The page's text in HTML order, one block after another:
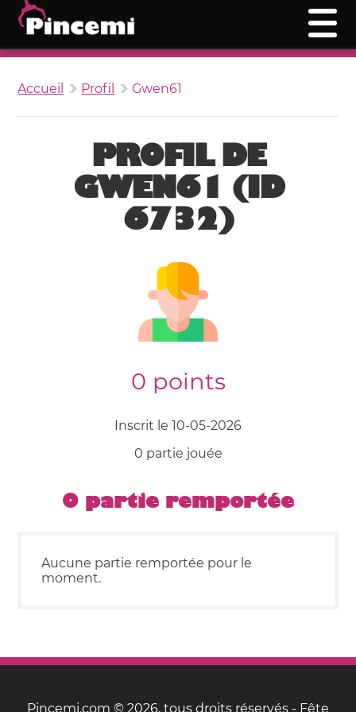
Accueil Profil Gwen61
PROFIL DE
GWEN61 (ID
6732)
0 points
Inscrit le 10-05-2026
0 partie jouée
0 partie remportée
Aucune partie remportée pour le
moment.
Pincemi.com © 2026, tous droits réservés - Fête